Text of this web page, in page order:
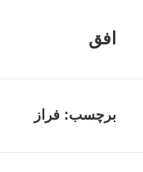
افق
برچسب: فراز